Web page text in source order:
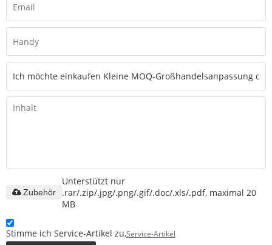
Unterstützt nur
.rar/.zip/.jpg/.png/.gif/.doc/.xls/.pdf, maximal 20
MB
Zubehör
Stimme ich Service-Artikel zu,Service-Artikel